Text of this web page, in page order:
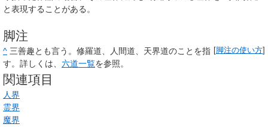
と表現することがある。
脚注
脚注の使い方
^ 三善趣とも言う。修羅道、人間道、天界道のことを指
す。詳しくは、 六道一覧を参照。
関連項目
人界
霊界
魔界